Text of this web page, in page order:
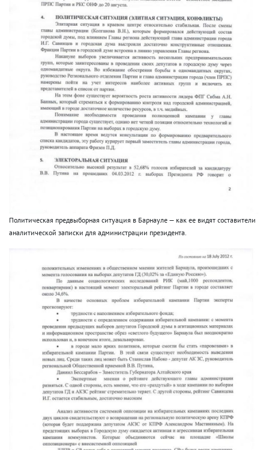
Политическая предвыборная ситуация в Барнауле — как ее видят составители
аналитической записки для администрации президента.